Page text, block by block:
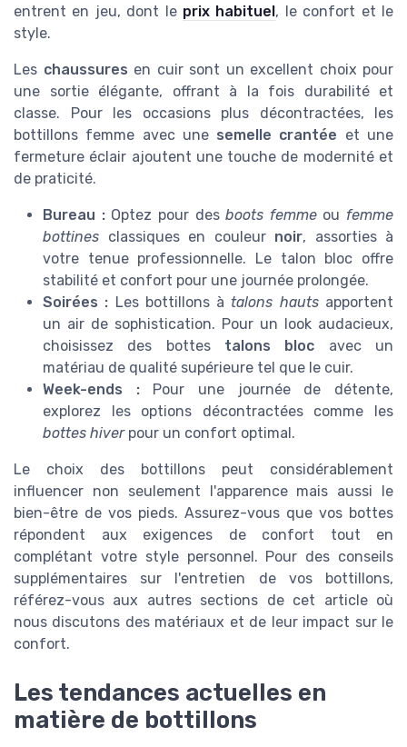
entrent en jeu, dont le prix habituel, le confort et le
style.
Les chaussures en cuir sont un excellent choix pour
une sortie élégante, offrant à la fois durabilité et
classe. Pour les occasions plus décontractées, les
bottillons femme avec une semelle crantée et une
fermeture éclair ajoutent une touche de modernité et
de praticité.
Bureau :Optez pour desboots femmeou femme
bottines classiques en couleur noir, assorties à
votre tenue professionnelle. Le talon bloc offre
stabilité et confort pour une journée prolongée.
Soirées : Les bottillons à talons hautsapportent
un air de sophistication. Pour un look audacieux,
choisissez des bottes talons bloc avec un
matériau de qualité supérieure tel que le cuir.
Week-ends :Pour une journée de détente,
explorez les options décontractées comme les
bottes hiverpour un confort optimal.
Le choix des bottillons peut considérablement
influencer non seulement l'apparence mais aussi le
bien-être de vos pieds. Assurez-vous que vos bottes
répondent aux exigences de confort tout en
complétant votre style personnel. Pour des conseils
supplémentaires sur l'entretien de vos bottillons,
référez-vous aux autres sections de cet article où
nous discutons des matériaux et de leur impact sur le
confort.
Les tendances actuelles en
matière de bottillons